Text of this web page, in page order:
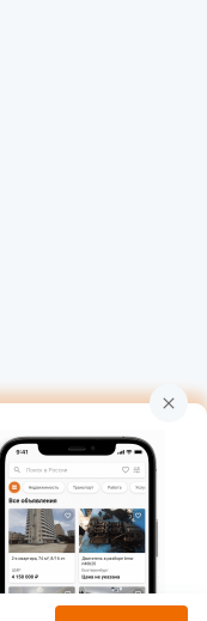
и размещение
условий
Оплачивая
о заключении